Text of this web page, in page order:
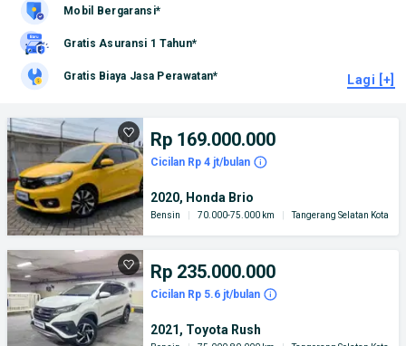
Mobil Bergaransi*
Gratis Asuransi 1 Tahun*
Gratis Biaya Jasa Perawatan* Lagi [+]
Rp 169.000.000
Cicilan Rp 4 jt/bulan
2020, Honda Brio
Bensin 70.000-75.000 km Tangerang Selatan Kota
Rp 235.000.000
Cicilan Rp 5.6 jt/bulan
2021, Toyota Rush